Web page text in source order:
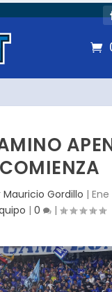
COMIENZA
Mauricio Gordillo | Ene
| 0 |